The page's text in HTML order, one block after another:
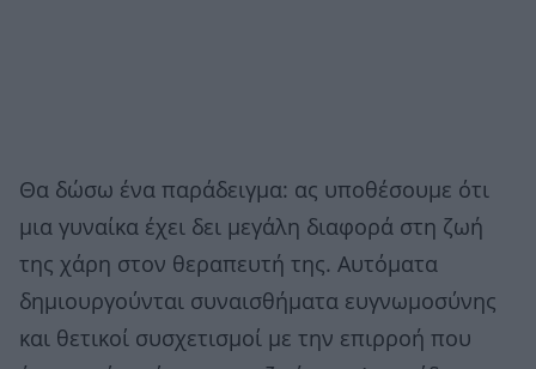
Θα δώσω ένα παράδειγμα: ας υποθέσουμε ότι
μια γυναίκα έχει δει μεγάλη διαφορά στη ζωή
της χάρη στον θεραπευτή της. Αυτόματα
δημιουργούνται συναισθήματα ευγνωμοσύνης
και θετικοί συσχετισμοί με την επιρροή που